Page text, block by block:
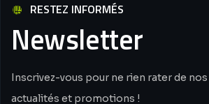
RESTEZ INFORMÉS
Newsletter
Inscrivez-vous pour ne rien rater de nos
actualités et promotions !